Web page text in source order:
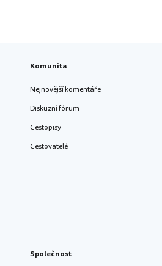
Komunita
Nejnovější komentáře
Diskuzní fórum
Cestopisy
Cestovatelé
Společnost